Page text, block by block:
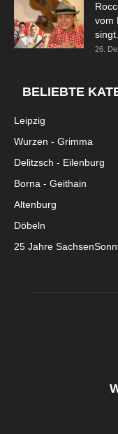
vom
26.
BELIEBTE
Leipzig
Wurzen - Grimma
Delitzsch - Eilenburg
Borna - Geithain
Altenburg
Döbeln
25 Jahre